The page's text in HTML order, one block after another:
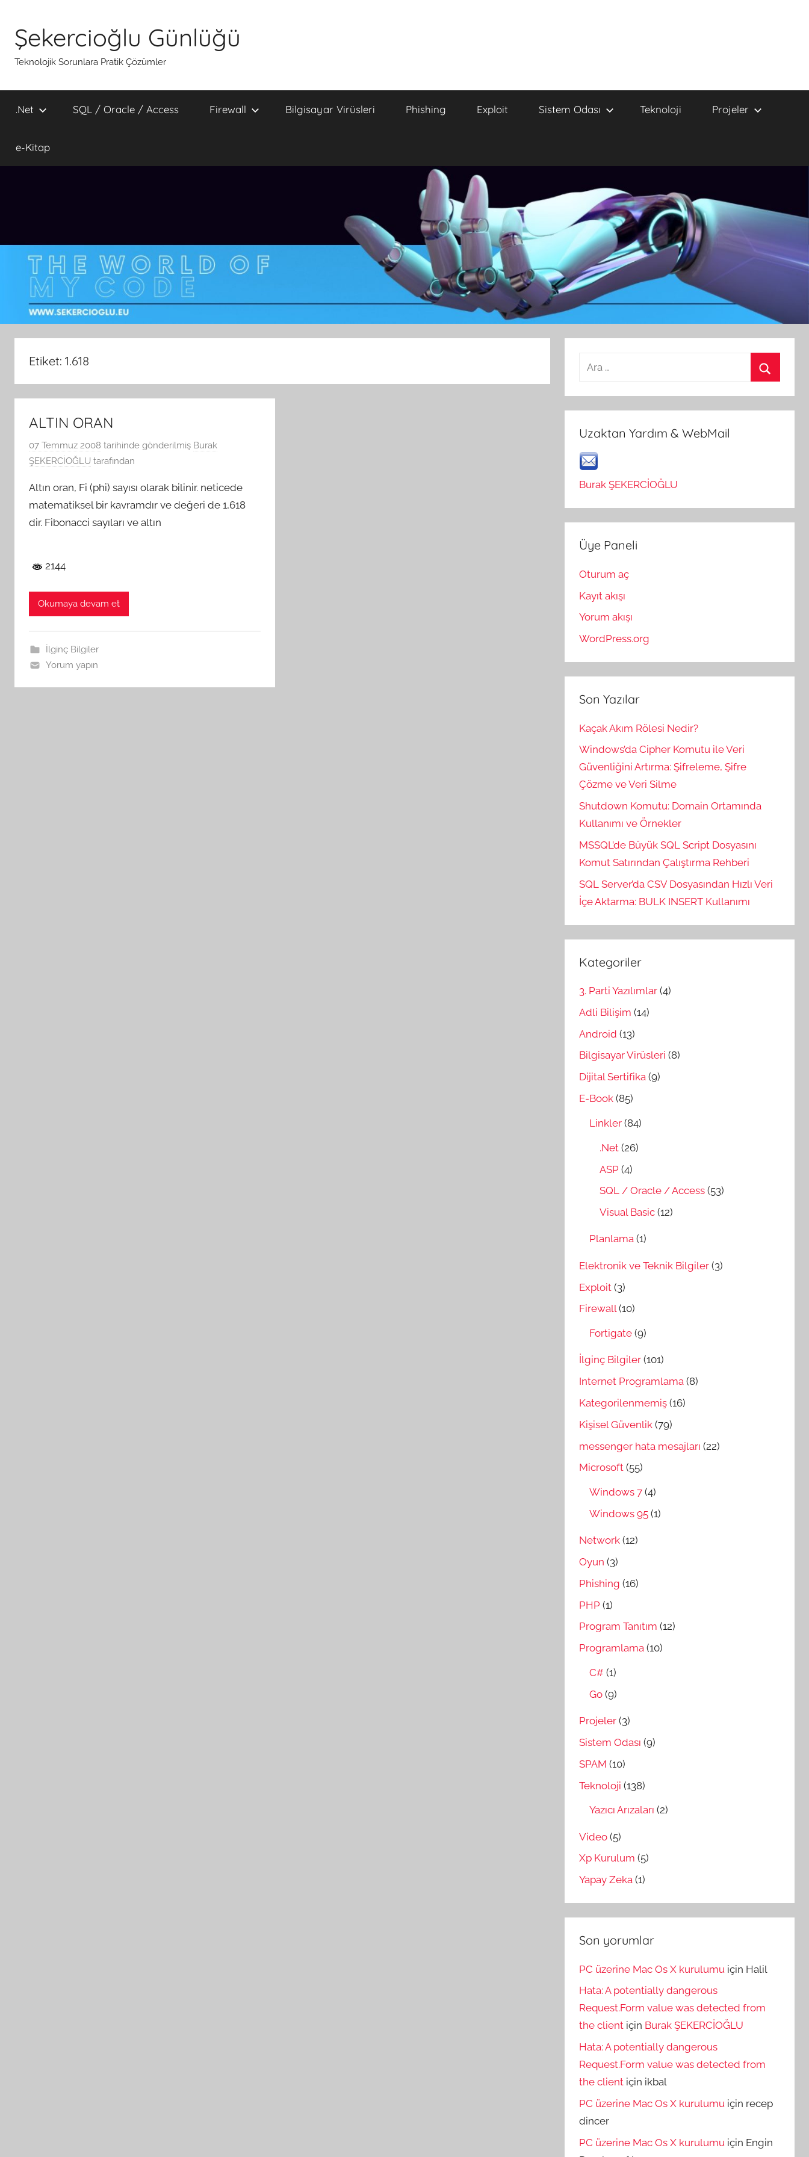
Şekercioğlu Günlüğü
Teknolojik Sorunlara Pratik Çözümler
.Net SQL / Oracle / Access Firewall Bilgisayar Virüsleri Phishing Exploit Sistem Odası Teknoloji Projeler
e-Kitap
Etiket: 1.618
ALTIN ORAN
07 Temmuz 2008 tarihinde gönderilmiş Burak
ŞEKERCİOĞLU tarafından
Altın oran, Fi (phi) sayısı olarak bilinir. neticede
matematiksel bir kavramdır ve değeri de 1,618
dir. Fibonacci sayıları ve altın
2144
Okumaya devam et
İlginç Bilgiler
Yorum yapın
Arama:
Uzaktan Yardım & WebMail
Burak ŞEKERCİOĞLU
Üye Paneli
Oturum aç
Kayıt akışı
Yorum akışı
WordPress.org
Son Yazılar
Kaçak Akım Rölesi Nedir?
Windows’da Cipher Komutu ile Veri
Güvenliğini Artırma: Şifreleme, Şifre
Çözme ve Veri Silme
Shutdown Komutu: Domain Ortamında
Kullanımı ve Örnekler
MSSQL’de Büyük SQL Script Dosyasını
Komut Satırından Çalıştırma Rehberi
SQL Server’da CSV Dosyasından Hızlı Veri
İçe Aktarma: BULK INSERT Kullanımı
Kategoriler
3. Parti Yazılımlar (4)
Adli Bilişim (14)
Android (13)
Bilgisayar Virüsleri (8)
Dijital Sertifika (9)
E-Book (85)
Linkler (84)
.Net (26)
ASP (4)
SQL / Oracle / Access (53)
Visual Basic (12)
Planlama (1)
Elektronik ve Teknik Bilgiler (3)
Exploit (3)
Firewall(10)
Fortigate (9)
İlginç Bilgiler (101)
Internet Programlama (8)
Kategorilenmemiş (16)
Kişisel Güvenlik (79)
messenger hata mesajları (22)
Microsoft (55)
Windows 7 (4)
Windows 95 (1)
Network (12)
Oyun (3)
Phishing (16)
PHP (1)
Program Tanıtım (12)
Programlama (10)
C# (1)
Go (9)
Projeler (3)
Sistem Odası (9)
SPAM (10)
Teknoloji (138)
Yazıcı Arızaları (2)
Video (5)
Xp Kurulum (5)
Yapay Zeka (1)
Son yorumlar
PC üzerine Mac Os X kurulumu için Halil
Hata: A potentially dangerous
Request.Form value was detected from
the client için Burak ŞEKERCİOĞLU
Hata: A potentially dangerous
Request.Form value was detected from
the client için ikbal
PC üzerine Mac Os X kurulumu için recep
dincer
PC üzerine Mac Os X kurulumu için Engin